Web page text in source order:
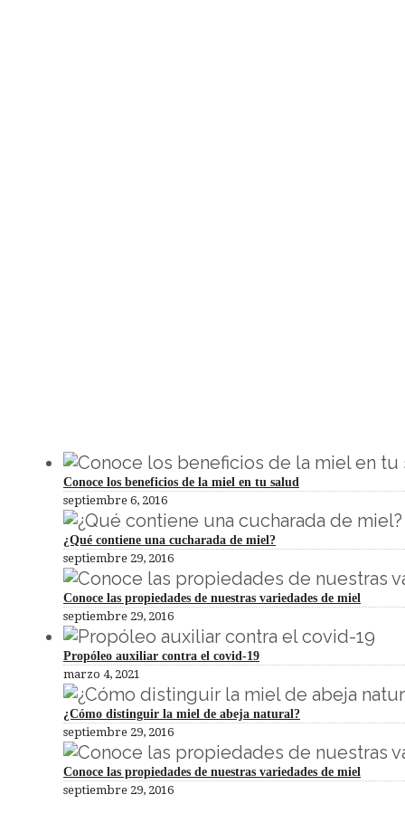
Conoce los beneficios de la miel en tu salud
septiembre 6, 2016
¿Qué contiene una cucharada de miel?
septiembre 29, 2016
Conoce las propiedades de nuestras variedades de miel
septiembre 29, 2016
Propóleo auxiliar contra el covid-19
marzo 4, 2021
¿Cómo distinguir la miel de abeja natural?
septiembre 29, 2016
Conoce las propiedades de nuestras variedades de miel
septiembre 29, 2016